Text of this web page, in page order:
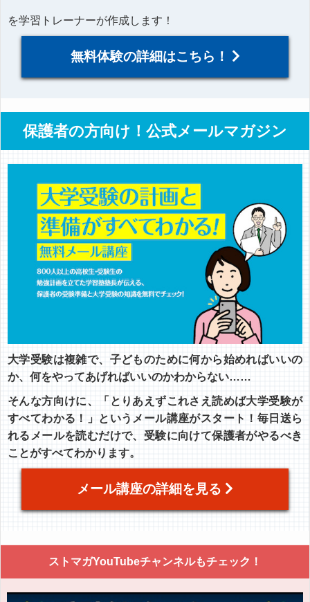
を学習トレーナーが作成します！
無料体験の詳細はこちら！
保護者の方向け！公式メールマガジン
大学受験は複雑で、子どものために何から始めればいいの
か、何をやってあげればいいのかわからない……
そんな方向けに、「とりあえずこれさえ読めば大学受験が
すべてわかる！」というメール講座がスタート！毎日送ら
れるメールを読むだけで、受験に向けて保護者がやるべき
ことがすべてわかります。
メール講座の詳細を見る
ストマガYouTubeチャンネルもチェック！